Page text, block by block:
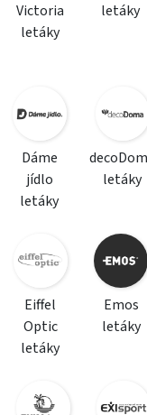
Victoria
letáky
letáky
Dáme
jídlo
letáky
letáky
Eiffel
Optic
letáky
Emos
letáky